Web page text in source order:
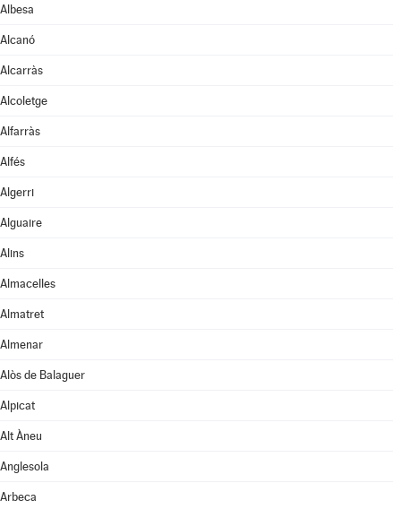
Albesa
Alcanó
Alcarràs
Alcoletge
Alfarràs
Alfés
Algerri
Alguaire
Alins
Almacelles
Almatret
Almenar
Alòs de Balaguer
Alpicat
Alt Àneu
Anglesola
Arbeca